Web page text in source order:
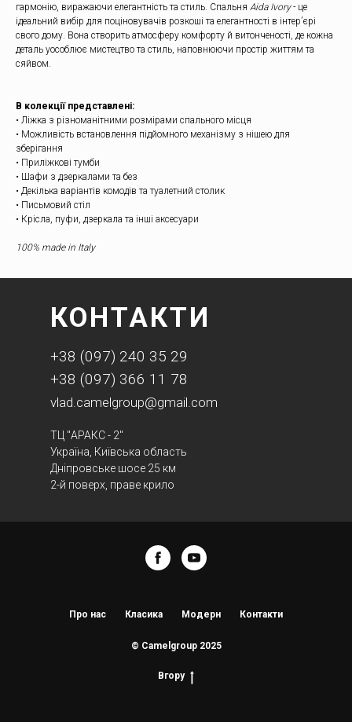
гармонію, виражаючи елегантність та стиль. Спальня Aida Ivory- це
ідеальний вибір для поціновувачів розкоші та елегантності в інтер’єрі
свого дому. Вона створить атмосферу комфорту й витонченості, де кожна
деталь уособлює мистецтво та стиль, наповнюючи простір життям та
сяйвом.
В колекції представлені:
• Ліжка з різноманітними розмірами спального місця
• Можливість встановлення підйомного механізму з нішею для
зберігання
• Приліжкові тумби
• Шафи з дзеркалами та без
• Декілька варіантів комодів та туалетний столик
• Письмовий стіл
• Крісла, пуфи, дзеркала та інші аксесуари
100% made in Italy
+38 (097) 240 35 29
+38 (097) 366 11 78
КОНТАКТИ
vlad.camelgroup@gmail.com
ТЦ "АРАКС - 2"
Україна, Київська область
Дніпровське шосе 25 км
2-й поверх, праве крило
Про нас Класика Модерн Контакти
© Camelgroup 2025
Вгору